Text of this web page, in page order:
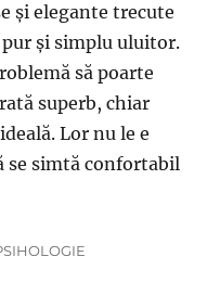
și elegante trecute
pur și simplu uluitor.
să poarte
superb, chiar
Lor nu le e
se simtă confortabil